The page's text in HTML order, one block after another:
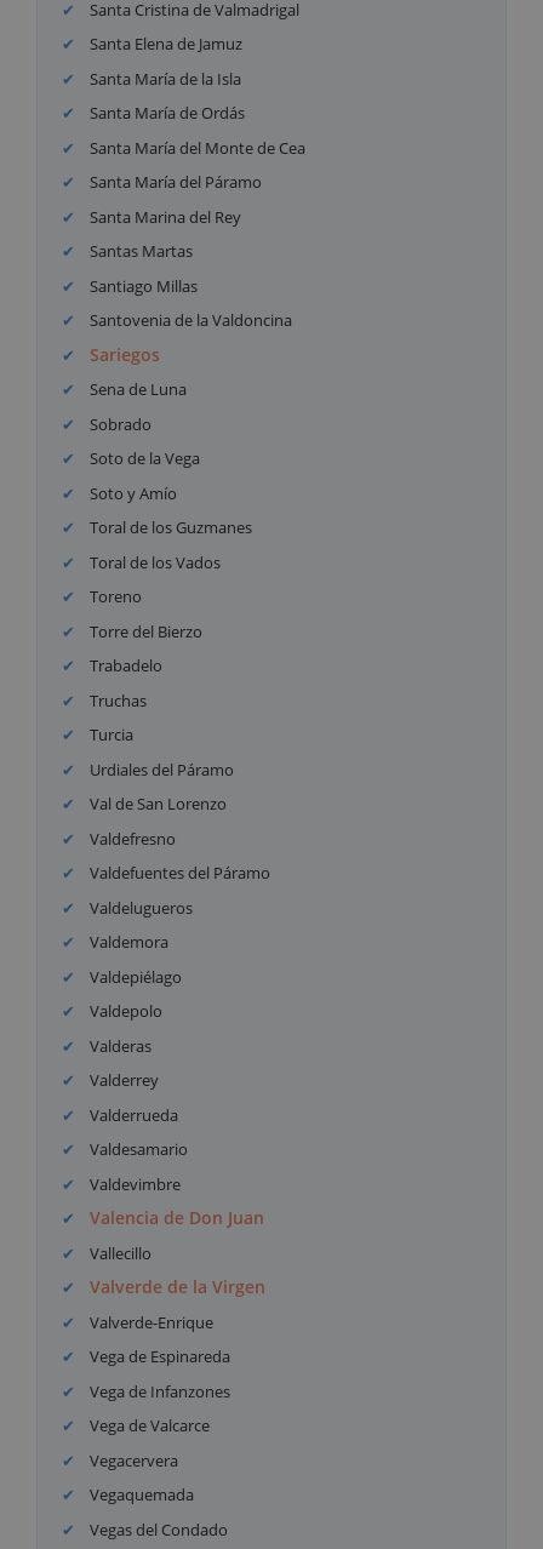
Santa Cristina de Valmadrigal
Santa Elena de Jamuz
Santa María de la Isla
Santa María de Ordás
Santa María del Monte de Cea
Santa María del Páramo
Santa Marina del Rey
Santas Martas
Santiago Millas
Santovenia de la Valdoncina
Sariegos
Sena de Luna
Sobrado
Soto de la Vega
Soto y Amío
Toral de los Guzmanes
Toral de los Vados
Toreno
Torre del Bierzo
Trabadelo
Truchas
Turcia
Urdiales del Páramo
Val de San Lorenzo
Valdefresno
Valdefuentes del Páramo
Valdelugueros
Valdemora
Valdepiélago
Valdepolo
Valderas
Valderrey
Valderrueda
Valdesamario
Valdevimbre
Valencia de Don Juan
Vallecillo
Valverde de la Virgen
Valverde-Enrique
Vega de Espinareda
Vega de Infanzones
Vega de Valcarce
Vegacervera
Vegaquemada
Vegas del Condado